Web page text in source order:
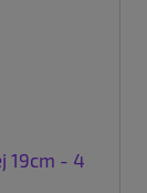
19cm - 4